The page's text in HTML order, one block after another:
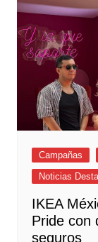
Campañas
Noticias
IKEA
Pride con
seguros